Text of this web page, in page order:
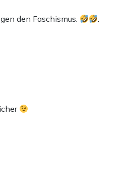
den Faschismus.
.